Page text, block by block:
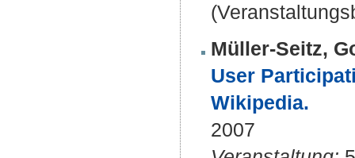
Müller-Seitz,
User
Wikipedia.
2007